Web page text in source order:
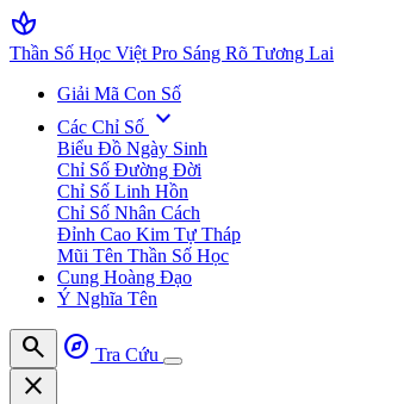
spa
Thần Số Học Việt Pro Sáng Rõ Tương Lai
Giải Mã Con Số
Các Chỉ Số expand_more
Biểu Đồ Ngày Sinh
Chỉ Số Đường Đời
Chỉ Số Linh Hồn
Chỉ Số Nhân Cách
Đỉnh Cao Kim Tự Tháp
Mũi Tên Thần Số Học
Cung Hoàng Đạo
Ý Nghĩa Tên
search explore Tra Cứu
close